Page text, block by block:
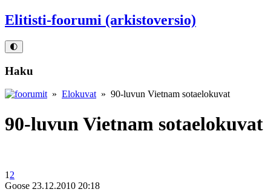
Elitisti-foorumi (arkistoversio)
🌓
Haku
» Elokuvat » 90-luvun Vietnam sotaelokuvat
90-luvun Vietnam sotaelokuvat
1 2
Goose 23.12.2010 20:18